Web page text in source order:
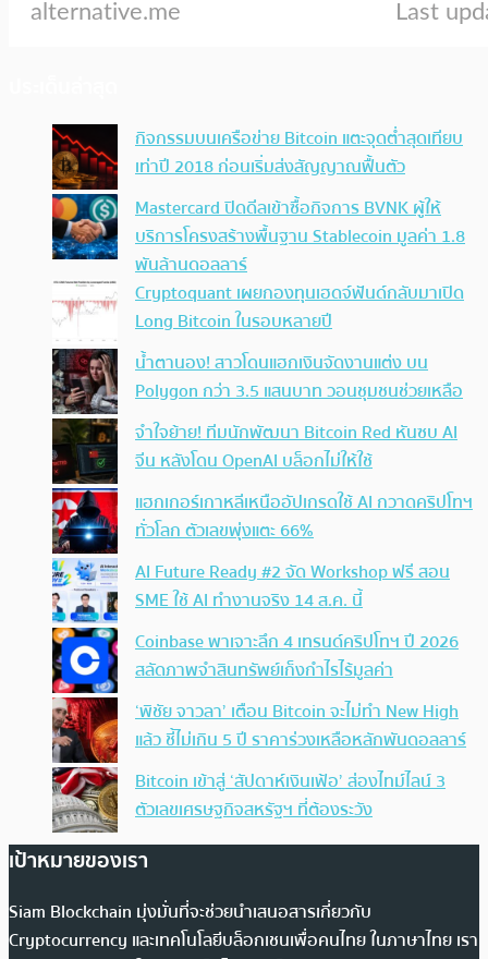
กิจกรรมบนเครือข่าย Bitcoin แตะจุดต่ำสุดเทียบ
เท่าปี 2018 ก่อนเริ่มส่งสัญญาณฟื้นตัว
Mastercard ปิดดีลเข้าซื้อกิจการ BVNK ผู้ให้
บริการโครงสร้างพื้นฐาน Stablecoin มูลค่า 1.8
พันล้านดอลลาร์
Cryptoquant เผยกองทุนเฮดจ์ฟันด์กลับมาเปิด
Long Bitcoin ในรอบหลายปี
น้ำตานอง! สาวโดนแฮกเงินจัดงานแต่ง บน
Polygon กว่า 3.5 แสนบาท วอนชุมชนช่วยเหลือ
จำใจย้าย! ทีมนักพัฒนา Bitcoin Red หันซบ AI
จีน หลังโดน OpenAI บล็อกไม่ให้ใช้
แฮกเกอร์เกาหลีเหนืออัปเกรดใช้ AI กวาดคริปโทฯ
ทั่วโลก ตัวเลขพุ่งแตะ 66%
AI Future Ready #2 จัด Workshop ฟรี สอน
SME ใช้ AI ทำงานจริง 14 ส.ค. นี้
Coinbase พาเจาะลึก 4 เทรนด์คริปโทฯ ปี 2026
สลัดภาพจำสินทรัพย์เก็งกำไรไร้มูลค่า
‘พิชัย จาวลา’ เตือน Bitcoin จะไม่ทำ New High
แล้ว ชี้ไม่เกิน 5 ปี ราคาร่วงเหลือหลักพันดอลลาร์
Bitcoin เข้าสู่ ‘สัปดาห์เงินเฟ้อ’ ส่องไทม์ไลน์ 3
ตัวเลขเศรษฐกิจสหรัฐฯ ที่ต้องระวัง
เป้าหมายของเรา
Siam Blockchain มุ่งมั่นที่จะช่วยนำเสนอสารเกี่ยวกับ
Cryptocurrency และเทคโนโลยีบล็อกเชนเพื่อคนไทย ในภาษาไทย เรา